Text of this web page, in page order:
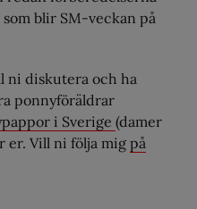
blir SM-veckan på
ni diskutera och ha
ponnyföräldrar
i Sverige (damer
er. Vill ni följa mig på